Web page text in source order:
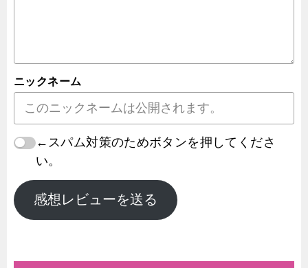
ニックネーム
←スパム対策のためボタンを押してくださ
い。
感想レビューを送る